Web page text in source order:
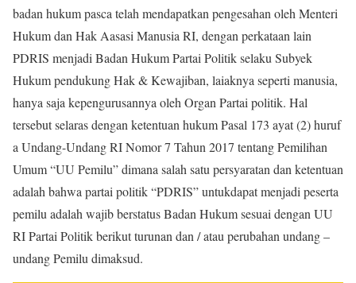
badan hukum pasca telah mendapatkan pengesahan oleh Menteri
Hukum dan Hak Aasasi Manusia RI, dengan perkataan lain
PDRIS menjadi Badan Hukum Partai Politik selaku Subyek
Hukum pendukung Hak & Kewajiban, laiaknya seperti manusia,
hanya saja kepengurusannya oleh Organ Partai politik. Hal
tersebut selaras dengan ketentuan hukum Pasal 173 ayat (2) huruf
a Undang-Undang RI Nomor 7 Tahun 2017 tentang Pemilihan
Umum “UU Pemilu” dimana salah satu persyaratan dan ketentuan
adalah bahwa partai politik “PDRIS” untukdapat menjadi peserta
pemilu adalah wajib berstatus Badan Hukum sesuai dengan UU
RI Partai Politik berikut turunan dan / atau perubahan undang –
undang Pemilu dimaksud.